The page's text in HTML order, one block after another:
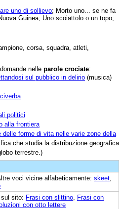
uno di sollievo; Morto uno... se ne fa
Guinea; Uno scoiattolo o un topo;
corsa, squadra, atleti,
nelle parole crociate:
sul pubblico in delirio (musica)
politici
alla frontiera
delle forme di vita nelle varie zone della
che studia la distribuzione geografica
terrestre.)
voci vicine alfabeticamente: skeet
sito: Frasi con slittino Frasi con
con otto lettere